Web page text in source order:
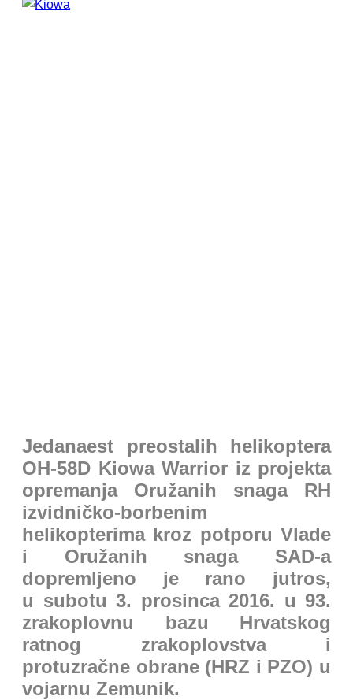
Jedanaest preostalih helikoptera
OH-58D Kiowa Warrior iz projekta
opremanja Oružanih snaga RH
izvidničko-borbenim
helikopterima kroz potporu Vlade
i Oružanih snaga SAD-a
dopremljeno je rano jutros,
u subotu 3. prosinca 2016. u 93.
zrakoplovnu bazu Hrvatskog
ratnog zrakoplovstva i
protuzračne obrane (HRZ i PZO) u
vojarnu Zemunik.